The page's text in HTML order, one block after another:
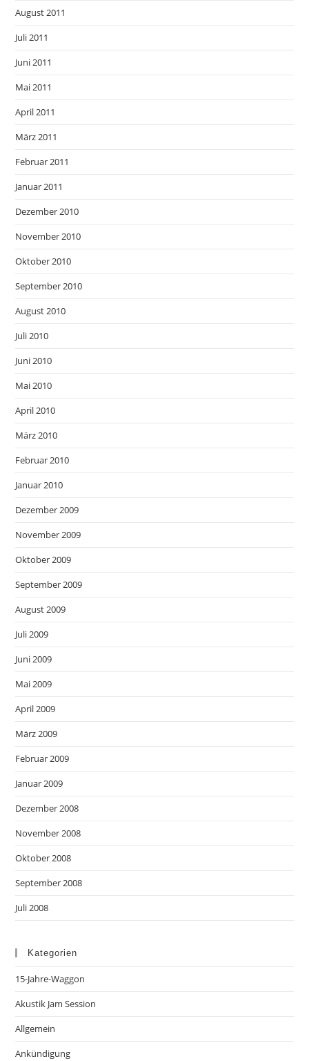
August 2011
Juli 2011
Juni 2011
Mai 2011
April 2011
März 2011
Februar 2011
Januar 2011
Dezember 2010
November 2010
Oktober 2010
September 2010
August 2010
Juli 2010
Juni 2010
Mai 2010
April 2010
März 2010
Februar 2010
Januar 2010
Dezember 2009
November 2009
Oktober 2009
September 2009
August 2009
Juli 2009
Juni 2009
Mai 2009
April 2009
März 2009
Februar 2009
Januar 2009
Dezember 2008
November 2008
Oktober 2008
September 2008
Juli 2008
Kategorien
15-Jahre-Waggon
Akustik Jam Session
Allgemein
Ankündigung